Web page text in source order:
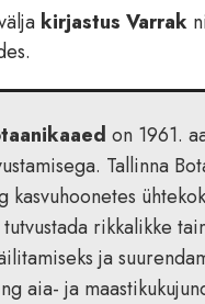
kirjastus Varrak
on 1961.
Tallinna
kasvuhoonetes
rikkalikke
ja
aia- ja